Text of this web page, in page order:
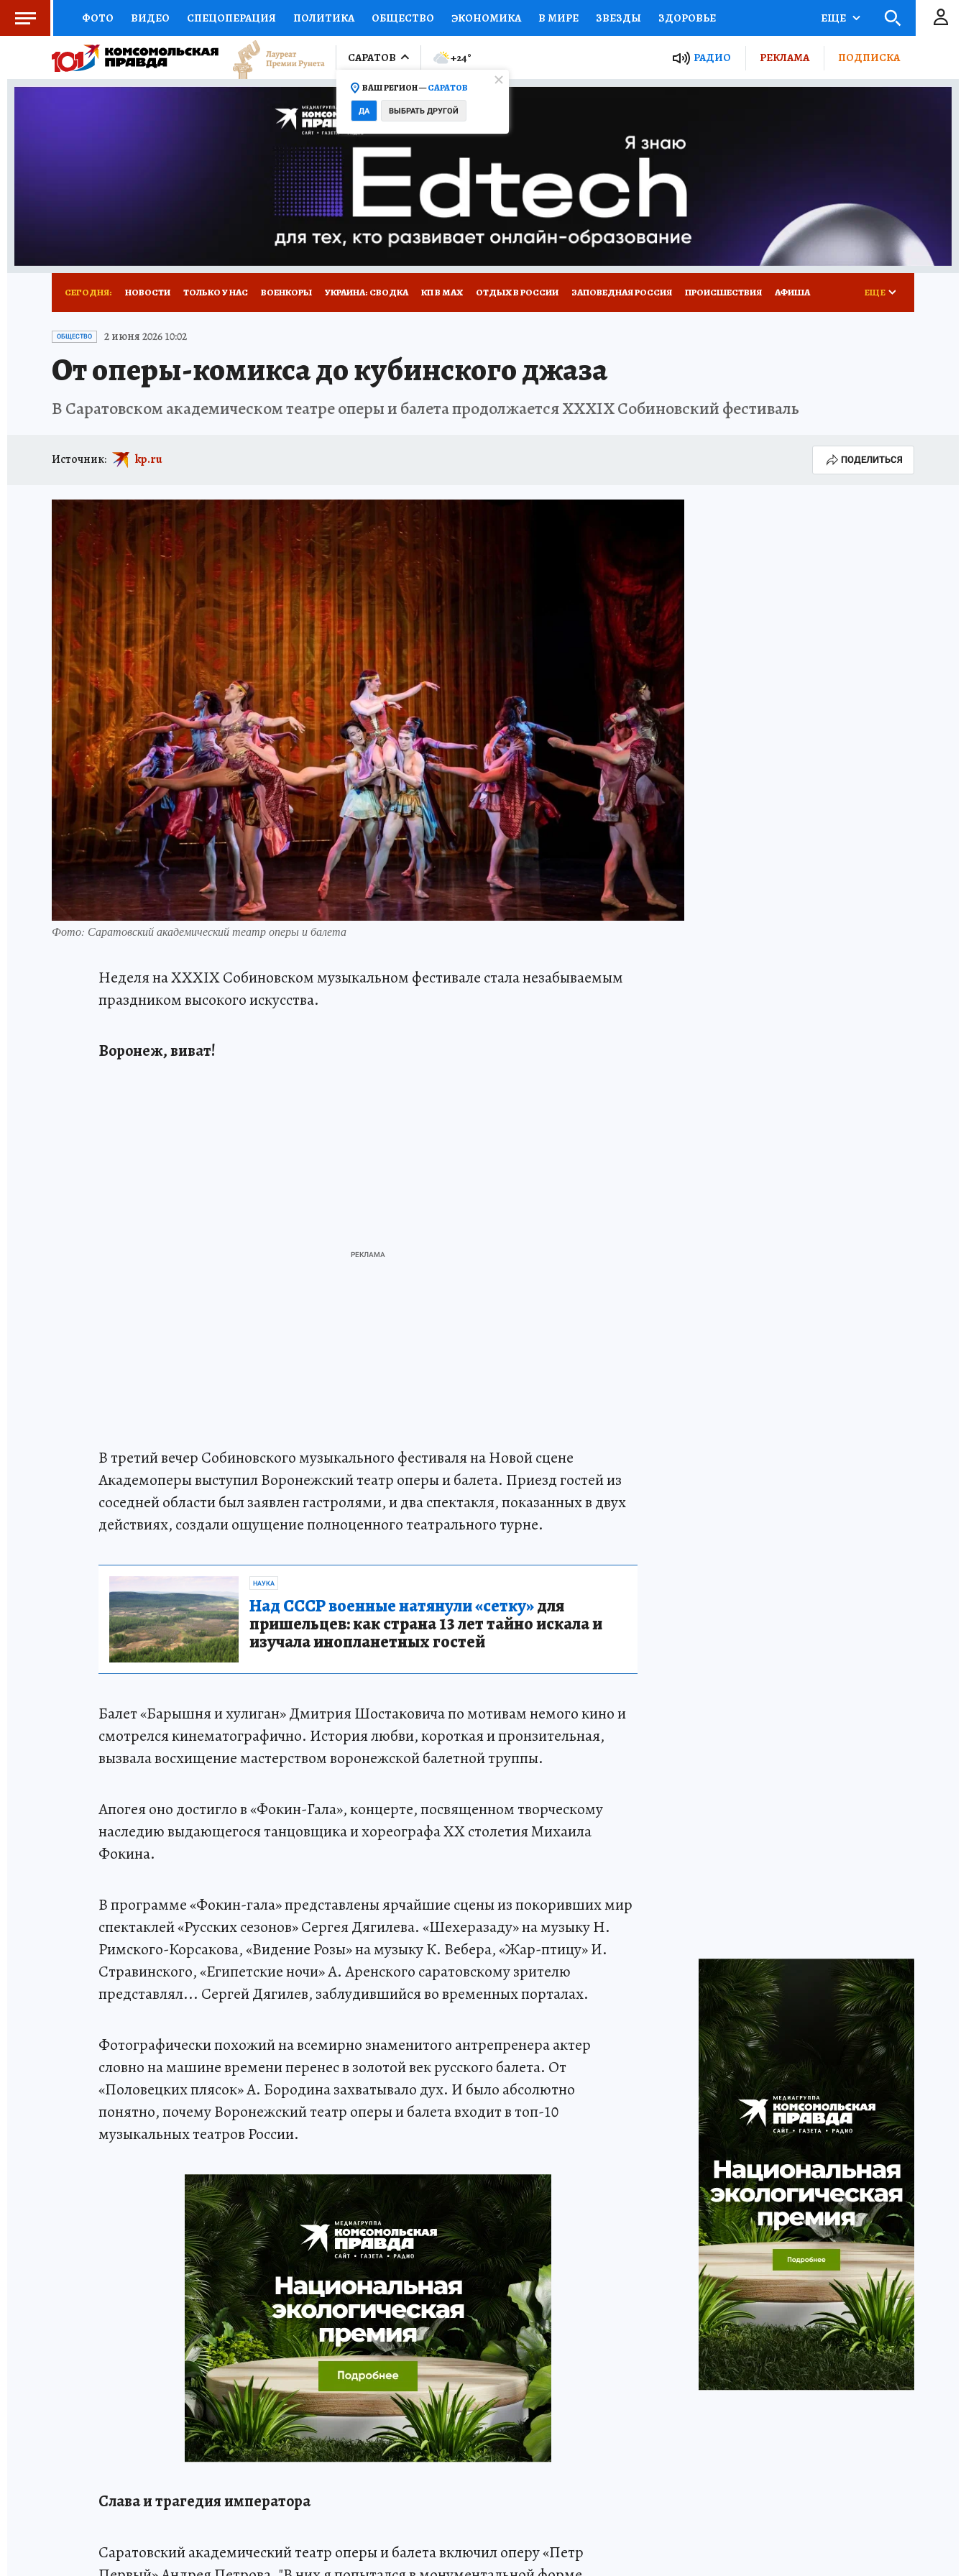
ФОТО ВИДЕО СПЕЦОПЕРАЦИЯ ПОЛИТИКА ОБЩЕСТВО ЭКОНОМИКА В МИРЕ ЗВЕЗДЫ ЗДОРОВЬЕ
СОЦПОДДЕРЖКА НАУКА СПОРТ КОЛУМНИСТЫ ПРОИСШЕСТВИЯ НАЦИОНАЛЬНЫЕ ПРОЕКТЫ РОССИИ
ВЫБОР ЭКСПЕРТОВ ДОКТОР ФИНАНСЫ ОТКРЫВАЕМ МИР Я ЗНАЮ СЕМЬЯ ЖЕНСКИЕ СЕКРЕТЫ ПУТЕВОДИТЕЛЬ
ПРОГНОЗЫ НА СПОРТ ПРОМОКОДЫ СЕРИАЛЫ
ТЕЛЕВИЗОР КОЛЛЕКЦИИ КОНКУРСЫ ГИД ПОТРЕБИТЕЛЯ
НОВОЕ НА САЙТЕ
ЕЩЕ
САРАТОВ
ВАШ РЕГИОН —САРАТОВ
ДА ВЫБРАТЬ ДРУГОЙ
+24° РАДИО РЕКЛАМА ПОДПИСКА
СЕГОДНЯ: НОВОСТИ ТОЛЬКО У НАС ВОЕНКОРЫ УКРАИНА: СВОДКА КП В МАХ ОТДЫХ В РОССИИ ЗАПОВЕДНАЯ РОССИЯ ПРОИСШЕСТВИЯ АФИША
ИСПЫТАНО НА СЕБЕ
ЕЩЕ
ОБЩЕСТВО 2 июня 2026 10:02
От оперы-комикса до кубинского джаза
В Саратовском академическом театре оперы и балета продолжается XXXIX Собиновский фестиваль
Источник: kp.ru ПОДЕЛИТЬСЯ
Фото: Саратовский академический театр оперы и балета
Неделя на XXXIX Собиновском музыкальном фестивале стала незабываемым
праздником высокого искусства.
Воронеж, виват!
В третий вечер Собиновского музыкального фестиваля на Новой сцене
Академоперы выступил Воронежский театр оперы и балета. Приезд гостей из
соседней области был заявлен гастролями, и два спектакля, показанных в двух
действиях, создали ощущение полноценного театрального турне.
НАУКА
Над СССР военные натянули «сетку»для
пришельцев: как страна 13 лет тайно искала и
изучала инопланетных гостей
Балет «Барышня и хулиган» Дмитрия Шостаковича по мотивам немого кино и
смотрелся кинематографично. История любви, короткая и пронзительная,
вызвала восхищение мастерством воронежской балетной труппы.
Апогея оно достигло в «Фокин-Гала», концерте, посвященном творческому
наследию выдающегося танцовщика и хореографа XX столетия Михаила
Фокина.
В программе «Фокин-гала» представлены ярчайшие сцены из покоривших мир
спектаклей «Русских сезонов» Сергея Дягилева. «Шехеразаду» на музыку Н.
Римского-Корсакова, «Видение Розы» на музыку К. Вебера, «Жар-птицу» И.
Стравинского, «Египетские ночи» А. Аренского саратовскому зрителю
представлял... Сергей Дягилев, заблудившийся во временных порталах.
Фотографически похожий на всемирно знаменитого антрепренера актер
словно на машине времени перенес в золотой век русского балета. От
«Половецких плясок» А. Бородина захватывало дух. И было абсолютно
понятно, почему Воронежский театр оперы и балета входит в топ-10
музыкальных театров России.
Слава и трагедия императора
Саратовский академический театр оперы и балета включил оперу «Петр